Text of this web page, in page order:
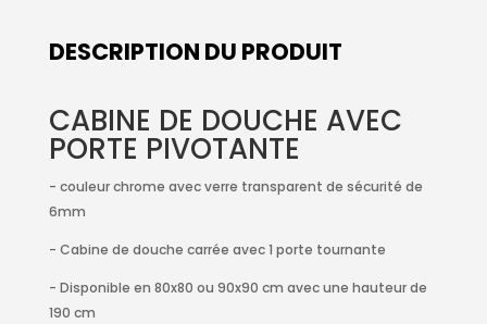
DESCRIPTION DU PRODUIT
CABINE DE DOUCHE AVEC
PORTE PIVOTANTE
- couleur chrome avec verre transparent de sécurité de
6mm
- Cabine de douche carrée avec 1 porte tournante
- Disponible en 80x80 ou 90x90 cm avec une hauteur de
190 cm